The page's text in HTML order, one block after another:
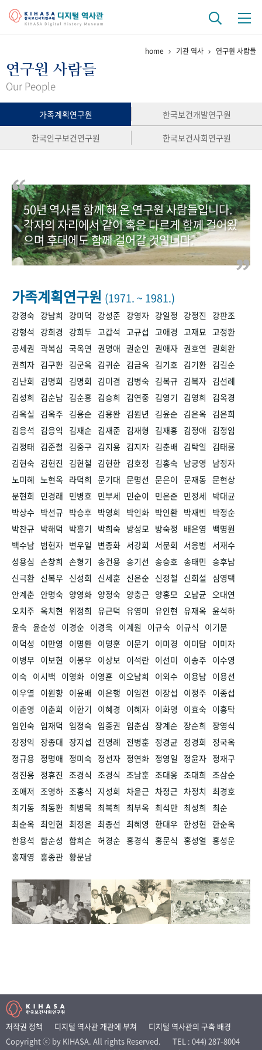
걸어온 길 기관 변천사
연구 역사
정책과 연구 키워드로 보는 연구 역사
연구자들
간행물 변천사
기록물 아카이브
사진 아카이브 문서 기록물 행정박물 영상 기록물
50+1주년 기념
+1
VR 역사관
home 기관 역사 연구원 사람들
연구원 사람들
Our People
가족계획연구원
한국보건개발연구원
한국인구보건연구원
한국보건사회연구원
50년 역사를 함께 해 온 연구원 사람들입니다.
각자의 자리에서 같이 혹은 다르게 함께 걸어왔
으며 후대에도 함께 걸어갈 것입니다.
가족계획연구원 (1971. ~ 1981.)
강경숙 강남희 강미덕 강성준 강영자 강일정 강정진
강판조
강형석
강희경 강희두 고갑석 고규섭 고애경 고재묘 고정환
공세권 곽복심 국옥연 권명애 권순인 권애자 권호연 권희완
권희자 김구환 김군옥 김귀순 김금옥 김기호 김기환 김길순
김난희
김명희 김명희 김미겸 김병숙 김복규 김복자 김선례
김성희
김순남 김순흥 김승희 김연중 김영기 김영희
김옥경
김옥실
김옥주 김용순 김용완 김원년 김윤순 김은옥 김은희
김응석
김응익 김재순 김재준 김재형 김재홍 김정애 김정임
김정태 김준철 김중구 김지용 김지자 김춘배 김탁일
김태룡
김현숙 김현진 김현철 김현한 김호정 김홍숙 남궁영
남정자
노미혜 노현옥 라덕희 문기대 문명선 문은이 문재동 문현상
문현희
민경래 민병호 민부세 민순이 민은준 민정세 박대균
박상수 박선규 박승후 박영희 박인화 박인환 박재빈
박정순
박찬규 박해덕 박흥기 박희숙 방성모 방숙정 배은영
백명원
백수남 범현자 변우일 변종화 서강희 서문희 서응범
서재수
성용심 손창희 손형기 송건용 송기선 송승호 송태민 송후남
신극환 신복우 신성희 신세훈 신은순 신정철 신희설
심영택
안계춘 안명숙 양영화 양정숙 양충근 양홍모 오남균 오대연
오치주 옥치현 위정희 유근덕 유영미 유인현 유재옥 윤석하
윤숙 윤순성 이경순 이경욱 이계원 이규숙 이규식
이기문
이덕성
이만영 이명환 이명훈 이문기 이미경 이미담 이미자
이병무 이보현 이봉우 이상보 이석란 이선미 이송주 이수영
이숙 이시백 이영화 이영훈 이오남희 이외수 이용남 이용선
이우열
이원향 이윤배 이은행 이임전 이장섭 이정주 이종섭
이춘영
이춘희 이한기 이혜경 이혜자 이화영 이효숙 이흥탁
임인숙 임재덕 임정숙 임종권 임춘심 장계순 장순희 장영식
장정익 장종대 장지섭 전명례 전병훈 정경균 정경희
정국옥
정규용 정명애 정미숙 정선자 정연화 정영일 정윤자 정재구
정진용 정휴진 조경식 조경식 조남훈 조대웅 조대희 조삼순
조애저 조영하 조홍식 지성희 차윤근 차정근 차정치 최경호
최기동 최동환 최병목 최복희 최부옥 최석만 최성희 최순
최순옥 최인현 최정은 최종선 최혜영 한대우 한성현 한순옥
한용석 함순성 함희순 허경순 홍경식 홍문식 홍성열 홍성운
홍재영 홍종관 황문남
저작권 정책 디지털 역사관 개관에 부쳐
디지털 역사관의 구축 배경
Copyright ⓒ by KIHASA. All rights Reserved.
TEL : 044) 287-8004